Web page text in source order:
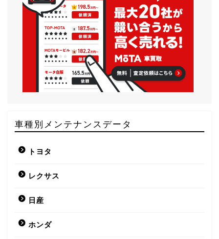
車種別メンテナンスデータ
トヨタ
レクサス
日産
ホンダ